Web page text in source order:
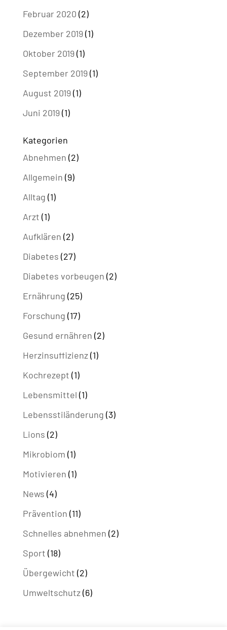
Februar 2020 (2)
Dezember 2019(1)
Oktober 2019(1)
September 2019(1)
August 2019(1)
Juni 2019(1)
Kategorien
Abnehmen (2)
Allgemein (9)
Alltag (1)
Arzt (1)
Aufklären (2)
Diabetes (27)
Diabetes vorbeugen (2)
Ernährung (25)
Forschung (17)
Gesund ernähren (2)
Herzinsuffizienz(1)
Kochrezept (1)
Lebensmittel (1)
Lebensstiländerung (3)
Lions (2)
Mikrobiom (1)
Motivieren (1)
News (4)
Prävention (11)
Schnelles abnehmen (2)
Sport (18)
Übergewicht (2)
Umweltschutz(6)